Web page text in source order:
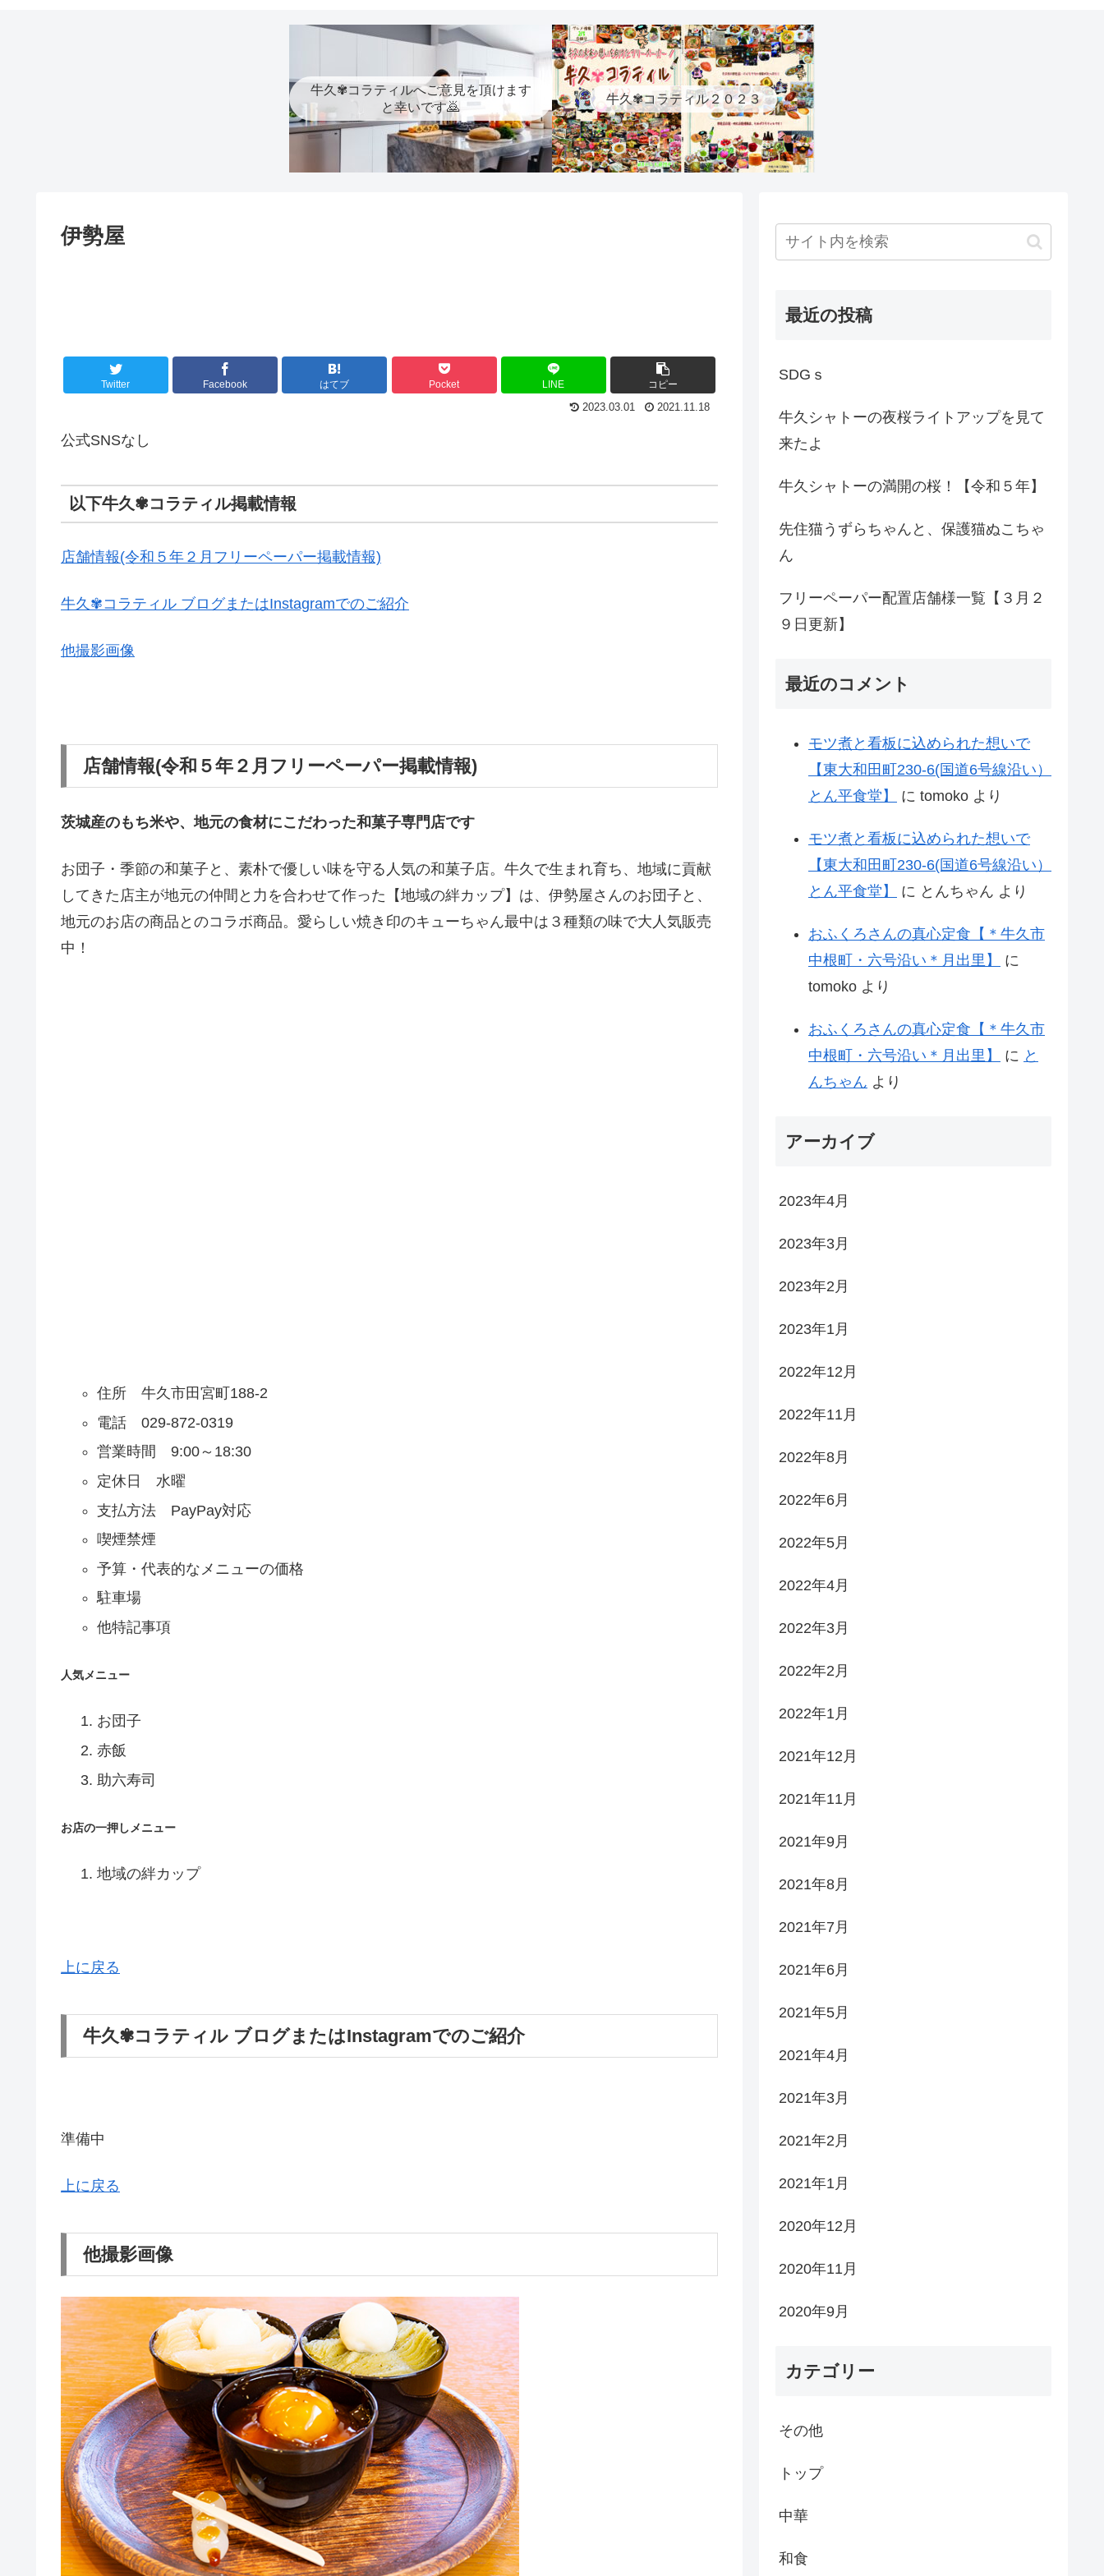
牛久✾コラティルへご意見を頂けます
と幸いです🙇
牛久✾コラティル２０２３
伊勢屋
Twitter Facebook はてブ Pocket LINE コピー
2023.03.01 2021.11.18
公式SNSなし
以下牛久✾コラティル掲載情報
店舗情報(令和５年２月フリーペーパー掲載情報)
牛久✾コラティル ブログまたはInstagramでのご紹介
他撮影画像
店舗情報(令和５年２月フリーペーパー掲載情報)
茨城産のもち米や、地元の食材にこだわった和菓子専門店です
お団子・季節の和菓子と、素朴で優しい味を守る人気の和菓子店。牛久で生まれ育ち、地域に貢献
してきた店主が地元の仲間と力を合わせて作った【地域の絆カップ】は、伊勢屋さんのお団子と、
地元のお店の商品とのコラボ商品。愛らしい焼き印のキューちゃん最中は３種類の味で大人気販売
中！
住所 牛久市田宮町188-2
電話 029-872-0319
営業時間 9:00～18:30
定休日 水曜
支払方法 PayPay対応
喫煙禁煙
予算・代表的なメニューの価格
駐車場
他特記事項
人気メニュー
お団子
赤飯
助六寿司
お店の一押しメニュー
地域の絆カップ
上に戻る
牛久✾コラティル ブログまたはInstagramでのご紹介
準備中
上に戻る
他撮影画像
最近の投稿
SDGｓ
牛久シャトーの夜桜ライトアップを見て
来たよ
牛久シャトーの満開の桜！【令和５年】
先住猫うずらちゃんと、保護猫ぬこちゃ
ん
フリーペーパー配置店舗様一覧【３月２
９日更新】
最近のコメント
モツ煮と看板に込められた想いで
【東大和田町230-6(国道6号線沿い）
とん平食堂】
に tomoko より
モツ煮と看板に込められた想いで
【東大和田町230-6(国道6号線沿い）
とん平食堂】
に とんちゃん より
おふくろさんの真心定食【＊牛久市
中根町・六号沿い＊月出里】
に
tomoko より
おふくろさんの真心定食【＊牛久市
中根町・六号沿い＊月出里】
に と
んちゃん より
アーカイブ
2023年4月
2023年3月
2023年2月
2023年1月
2022年12月
2022年11月
2022年8月
2022年6月
2022年5月
2022年4月
2022年3月
2022年2月
2022年1月
2021年12月
2021年11月
2021年9月
2021年8月
2021年7月
2021年6月
2021年5月
2021年4月
2021年3月
2021年2月
2021年1月
2020年12月
2020年11月
2020年9月
カテゴリー
その他
トップ
中華
和食